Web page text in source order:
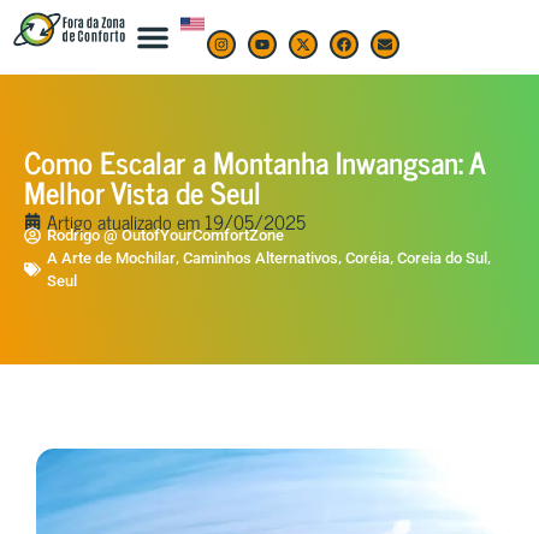
Como Escalar a Montanha Inwangsan: A
Melhor Vista de Seul
Artigo atualizado em19/05/2025
Rodrigo @ OutofYourComfortZone
A Arte de Mochilar, Caminhos Alternativos, Coréia, Coreia do Sul ,
Seul